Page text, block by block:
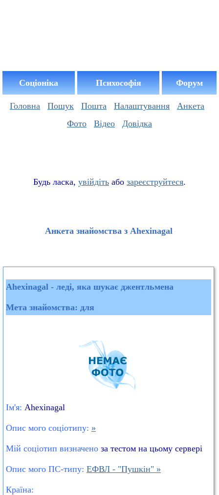
Соціоніка Психософія Форум
Головна Пошук Пошта Налаштування
Анкета
Фото
Відео Довідка
Будь ласка, увійдіть або зареєструйтеся.
Анкета знайомства з Ahexinagal
Ahexinagal - леді, яка шукає джентльмена
Мета знайомства: для
Ім'я: Ahexinagal
Опис мого соціотипу: »
Мій соціотип визначено за тестом на цьому сервері
Опис мого ПС-типу: ЕФВЛ - "Пушкін" »
Країна: